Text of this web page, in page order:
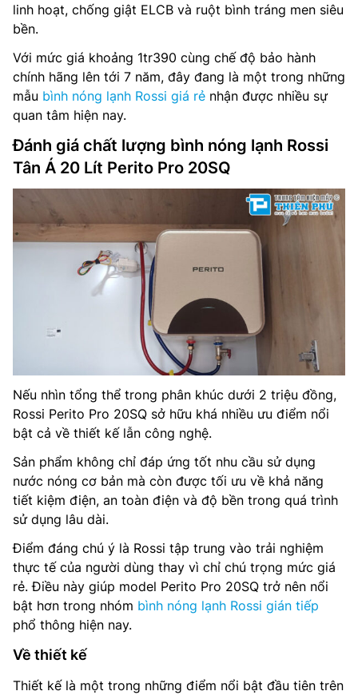
linh hoạt, chống giật ELCB và ruột bình tráng men siêu
bền.
Với mức giá khoảng 1tr390 cùng chế độ bảo hành
chính hãng lên tới 7 năm, đây đang là một trong những
mẫu bình nóng lạnh Rossi giá rẻ nhận được nhiều sự
quan tâm hiện nay.
Đánh giá chất lượng bình nóng lạnh Rossi
Tân Á 20 Lít Perito Pro 20SQ
Nếu nhìn tổng thể trong phân khúc dưới 2 triệu đồng,
Rossi Perito Pro 20SQ sở hữu khá nhiều ưu điểm nổi
bật cả về thiết kế lẫn công nghệ.
Sản phẩm không chỉ đáp ứng tốt nhu cầu sử dụng
nước nóng cơ bản mà còn được tối ưu về khả năng
tiết kiệm điện, an toàn điện và độ bền trong quá trình
sử dụng lâu dài.
Điểm đáng chú ý là Rossi tập trung vào trải nghiệm
thực tế của người dùng thay vì chỉ chú trọng mức giá
rẻ. Điều này giúp model Perito Pro 20SQ trở nên nổi
bật hơn trong nhóm bình nóng lạnh Rossi gián tiếp
phổ thông hiện nay.
Về thiết kế
Thiết kế là một trong những điểm nổi bật đầu tiên trên